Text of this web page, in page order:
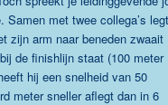
met twee collega’s legt
zijn arm naar beneden zwaait
de finishlijn staat (100 meter
hij een snelheid van 50
meter sneller aflegt dan in 6